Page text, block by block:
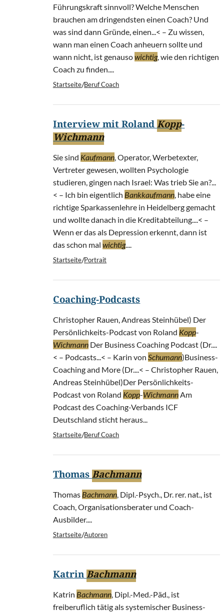
Führungskraft sinnvoll? Welche Menschen
brauchen am dringendsten einen Coach? Und
was sind dann Gründe, einen...< – Zu wissen,
wann man einen Coach anheuern sollte und
wann nicht, ist genausowichtig, wie den richtigen
Coach zu finden....
Startseite/Beruf Coach
Interview mit RolandKopp-
Wichmann
Sie sind Kaufmann, Operator, Werbetexter,
Vertreter gewesen, wollten Psychologie
studieren, gingen nach Israel: Was trieb Sie an?...
< – Ich bin eigentlich Bankkaufmann, habe eine
richtige Sparkassenlehre in Heidelberg gemacht
und wollte danach in die Kreditabteilung....< –
Wenn er das als Depression erkennt, dann ist
das schon mal wichtig....
Startseite/Portrait
Coaching-Podcasts
Christopher Rauen, Andreas Steinhübel) Der
Persönlichkeits-Podcast von Roland Kopp-
WichmannDer Business Coaching Podcast (Dr....
< – Podcasts...< – Karin von Schumann)Business-
Coaching and More (Dr....< – Christopher Rauen,
Andreas Steinhübel)Der Persönlichkeits-
Podcast von Roland Kopp-WichmannAm
Podcast des Coaching-Verbands ICF
Deutschland sticht heraus...
Startseite/Beruf Coach
ThomasBachmann
Thomas Bachmann, Dipl.-Psych., Dr. rer. nat., ist
Coach, Organisationsberater und Coach-
Ausbilder....
Startseite/Autoren
KatrinBachmann
Katrin Bachmann, Dipl.-Med.-Päd., ist
freiberuflich tätig als systemischer Business-